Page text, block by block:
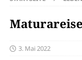
3. Mai 2022